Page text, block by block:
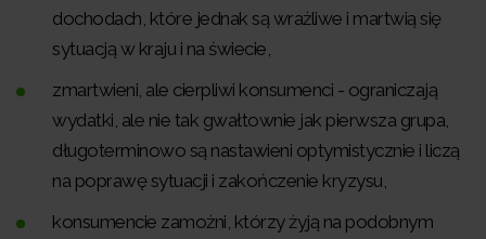
dochodach, które jednak są wrażliwe i martwią się
sytuacją w kraju i na świecie,
zmartwieni, ale cierpliwi konsumenci - ograniczają
wydatki, ale nie tak gwałtownie jak pierwsza grupa,
długoterminowo są nastawieni optymistycznie i liczą
na poprawę sytuacji i zakończenie kryzysu,
konsumencie zamożni, którzy żyją na podobnym